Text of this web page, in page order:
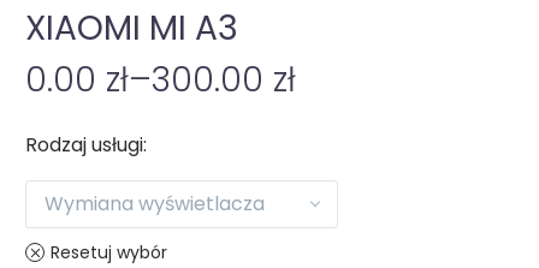
XIAOMI MI A3
0.00 zł–300.00 zł
Rodzaj usługi
Wymiana wyświetlacza
Resetuj wybór